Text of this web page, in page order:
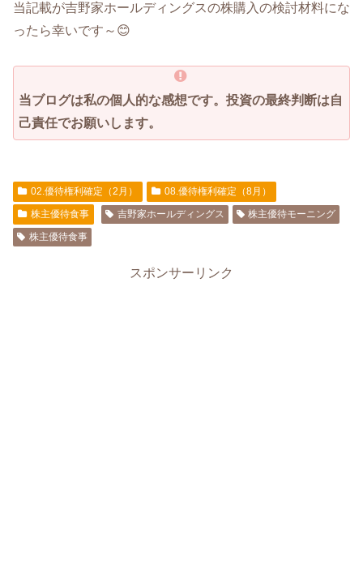
当記載が吉野家ホールディングスの株購入の検討材料にな
ったら幸いです～😊
当ブログは私の個人的な感想です。 投資の最終判断は自
己責任でお願いします。
02.優待権利確定（2月）
08.優待権利確定（8月）
株主優待食事
吉野家ホールディングス
株主優待モーニング
株主優待食事
スポンサーリンク